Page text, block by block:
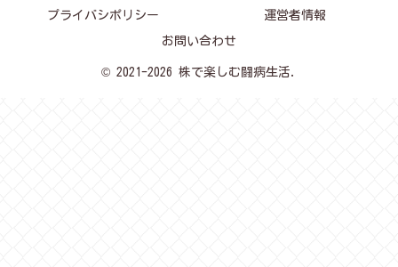
プライバシポリシー 運営者情報
お問い合わせ
© 2021-2026 株で楽しむ闘病生活.